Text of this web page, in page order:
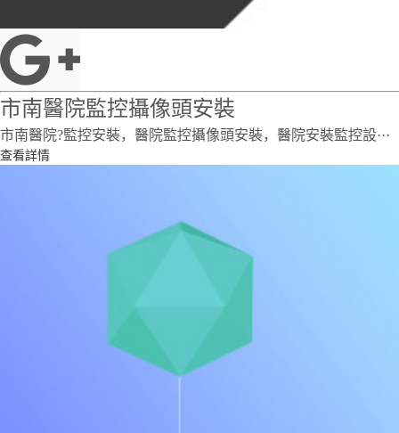
市南醫院監控攝像頭安裝
市南醫院?監控安裝，醫院監控攝像頭安裝，醫院安裝監控設···
查看詳情